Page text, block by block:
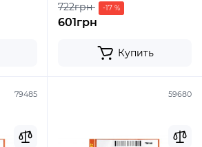
722грн -17 %
601грн
Купить
79485 59680